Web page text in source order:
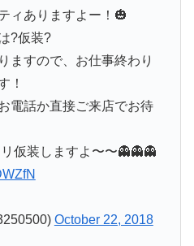
ィありますよー！🎃
?仮装?
ますので、お仕事終わり
！
電話か直接ご来店でお待
仮装しますよ〜〜👻👻👻
October 22, 2018